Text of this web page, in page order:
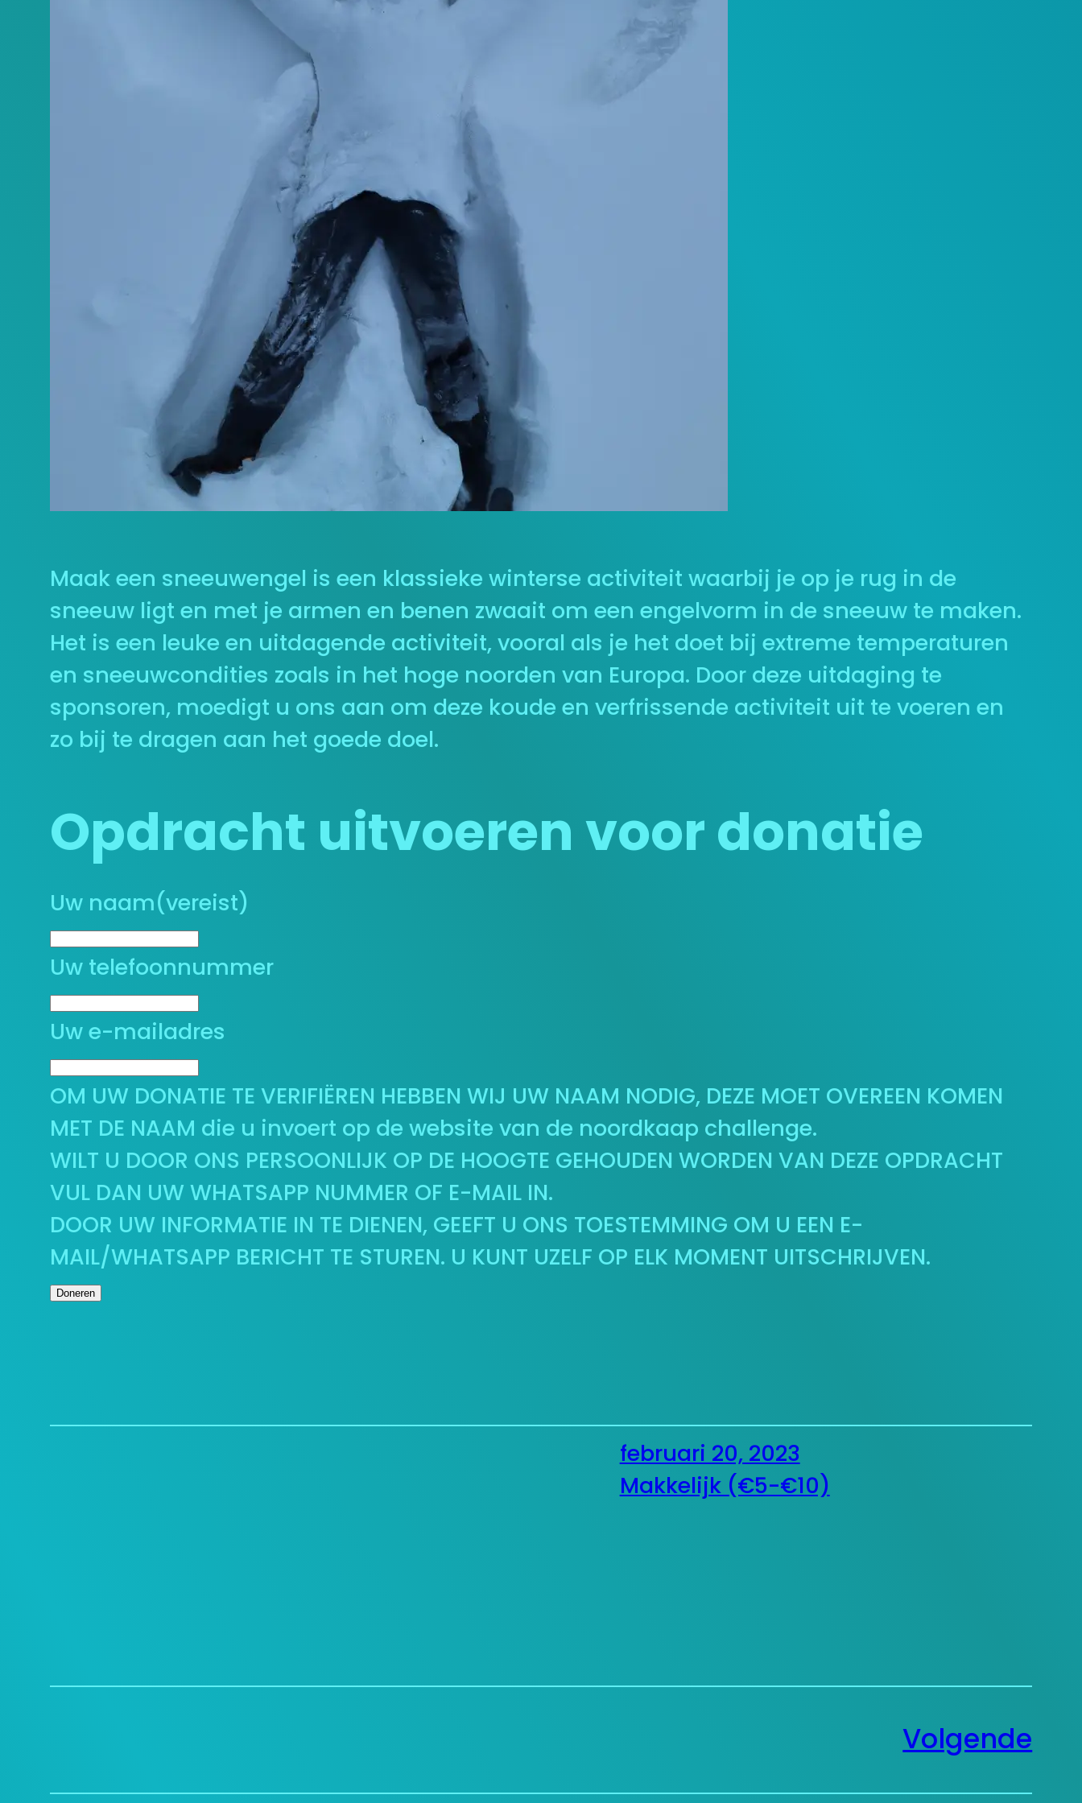
Maak een sneeuwengel is een klassieke winterse activiteit waarbij je op je rug in de
sneeuw ligt en met je armen en benen zwaait om een engelvorm in de sneeuw te maken.
Het is een leuke en uitdagende activiteit, vooral als je het doet bij extreme temperaturen
en sneeuwcondities zoals in het hoge noorden van Europa. Door deze uitdaging te
sponsoren, moedigt u ons aan om deze koude en verfrissende activiteit uit te voeren en
zo bij te dragen aan het goede doel.
Opdracht uitvoeren voor donatie
Uw naam(vereist)
Uw telefoonnummer
Uw e-mailadres
OM UW DONATIE TE VERIFIËREN HEBBEN WIJ UW NAAM NODIG, DEZE MOET OVEREEN KOMEN
MET DE NAAM die u invoert op de website van de noordkaap challenge.
WILT U DOOR ONS PERSOONLIJK OP DE HOOGTE GEHOUDEN WORDEN VAN DEZE OPDRACHT
VUL DAN UW WHATSAPP NUMMER OF E-MAIL IN.
DOOR UW INFORMATIE IN TE DIENEN, GEEFT U ONS TOESTEMMING OM U EEN E-
MAIL/WHATSAPP BERICHT TE STUREN. U KUNT UZELF OP ELK MOMENT UITSCHRIJVEN.
Doneren
februari 20, 2023
Makkelijk (€5-€10)
Volgende